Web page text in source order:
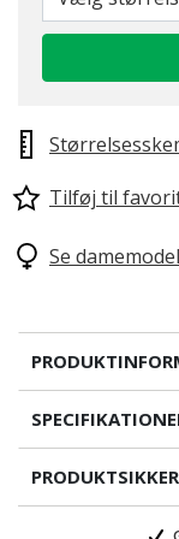
Tilføj til
Se damemodel